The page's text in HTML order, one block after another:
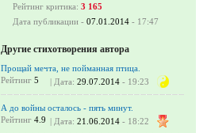
Рейтинг критика: 3 165
Дата публикации - 07.01.2014 - 17:47
Другие стихотворения автора
Прощай мечта, не пойманная птица.
Рейтинг 5 | Дата: 29.07.2014 - 19:23
А до войны осталось - пять минут.
Рейтинг 4.9 | Дата: 21.06.2014 - 18:22